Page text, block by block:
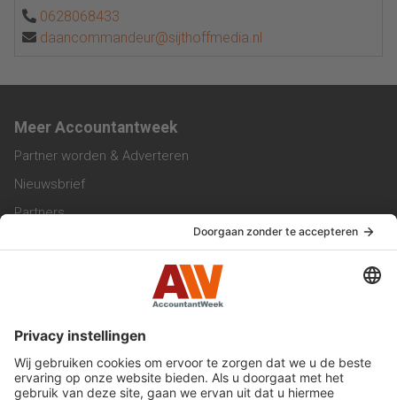
0628068433
daancommandeur@sijthoffmedia.nl
Meer Accountantweek
Partner worden & Adverteren
Nieuwsbrief
Partners
Werken bij ons
Privacy Statement